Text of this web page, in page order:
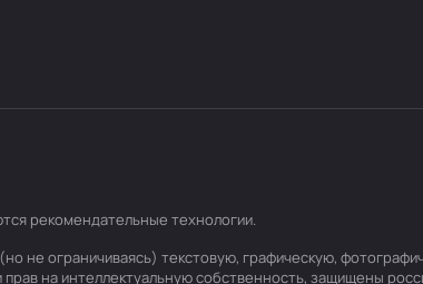
рекомендательные технологии.
не ограничиваясь) текстовую, графическую,
прав на интеллектуальную собственность, защищены